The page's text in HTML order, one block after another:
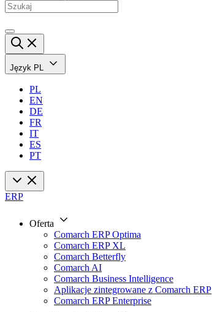
Język PL
PL
EN
DE
FR
IT
ES
PT
ERP
Oferta
Comarch ERP Optima
Comarch ERP XL
Comarch Betterfly
Comarch AI
Comarch Business Intelligence
Aplikacje zintegrowane z Comarch ERP
Comarch ERP Enterprise